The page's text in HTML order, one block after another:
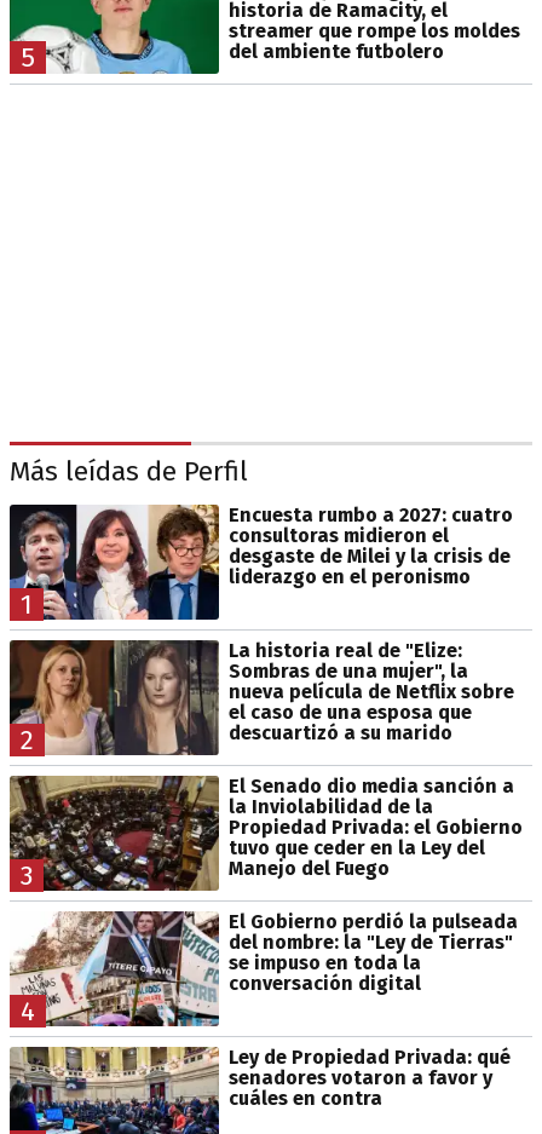
5
historia de Ramacity, el
streamer que rompe los moldes
del ambiente futbolero
Más leídas de Perfil
1
Encuesta rumbo a 2027: cuatro
consultoras midieron el
desgaste de Milei y la crisis de
liderazgo en el peronismo
2
La historia real de "Elize:
Sombras de una mujer", la
nueva película de Netflix sobre
el caso de una esposa que
descuartizó a su marido
3
El Senado dio media sanción a
la Inviolabilidad de la
Propiedad Privada: el Gobierno
tuvo que ceder en la Ley del
Manejo del Fuego
4
El Gobierno perdió la pulseada
del nombre: la "Ley de Tierras"
se impuso en toda la
conversación digital
Ley de Propiedad Privada: qué
senadores votaron a favor y
cuáles en contra